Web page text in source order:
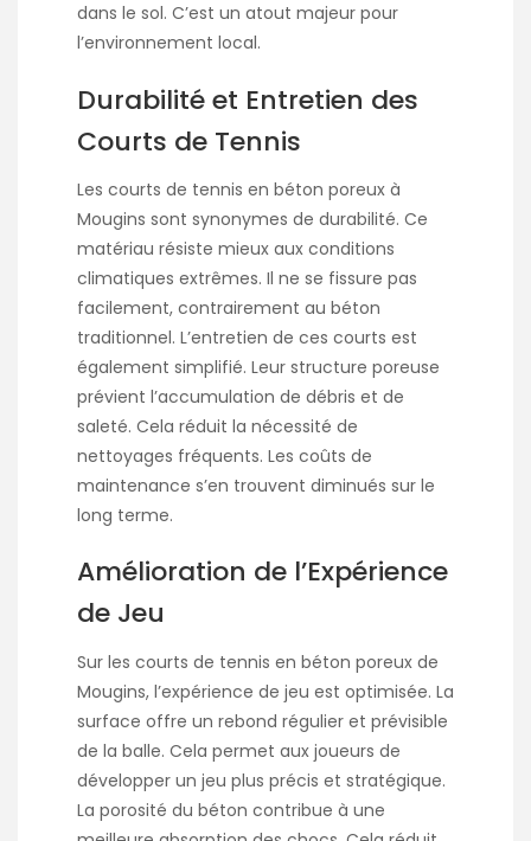
dans le sol. C’est un atout majeur pour
l’environnement local.
Durabilité et Entretien des
Courts de Tennis
Les courts de tennis en béton poreux à
Mougins sont synonymes de durabilité. Ce
matériau résiste mieux aux conditions
climatiques extrêmes. Il ne se fissure pas
facilement, contrairement au béton
traditionnel. L’entretien de ces courts est
également simplifié. Leur structure poreuse
prévient l’accumulation de débris et de
saleté. Cela réduit la nécessité de
nettoyages fréquents. Les coûts de
maintenance s’en trouvent diminués sur le
long terme.
Amélioration de l’Expérience
de Jeu
Sur les courts de tennis en béton poreux de
Mougins, l’expérience de jeu est optimisée. La
surface offre un rebond régulier et prévisible
de la balle. Cela permet aux joueurs de
développer un jeu plus précis et stratégique.
La porosité du béton contribue à une